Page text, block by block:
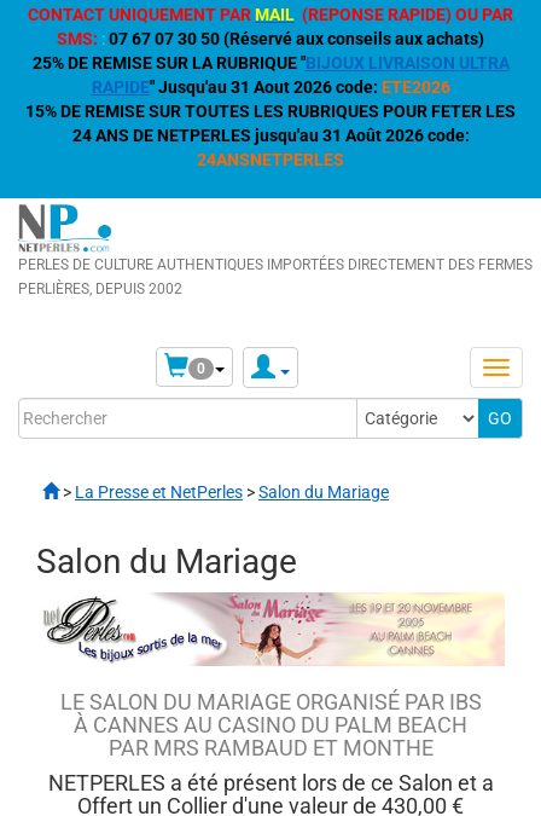
CONTACT UNIQUEMENT PARMAIL (REPONSE RAPIDE) OU PAR
SMS: :07 67 07 30 50 (Réservé aux conseils aux achats)
25% DE REMISE SUR LA RUBRIQUE "BIJOUX LIVRAISON ULTRA
RAPIDE" Jusqu'au 31 Aout 2026 code: ETE2026
15% DE REMISE SUR TOUTES LES RUBRIQUES POUR FETER LES
24 ANS DE NETPERLES jusqu'au 31 Août 2026 code:
24ANSNETPERLES
PERLES DE CULTURE AUTHENTIQUES IMPORTÉES DIRECTEMENT DES FERMES
PERLIÈRES, DEPUIS 2002
0
> La Presse et NetPerles >Salon du Mariage
Salon du Mariage
LE SALON DU MARIAGE ORGANISÉ PAR IBS
À CANNES AU CASINO DU PALM BEACH
PAR MRS RAMBAUD ET MONTHE
NETPERLES a été présent lors de ce Salon et a
Offert un Collier d'une valeur de 430,00 €